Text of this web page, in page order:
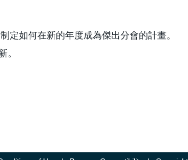
定如何在新的年度成為傑出分會的計畫。
。